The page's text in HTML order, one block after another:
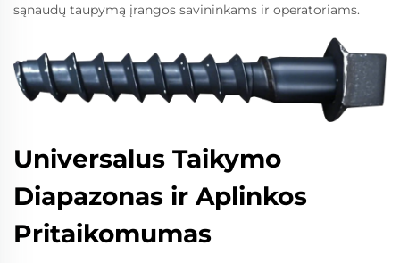
sąnaudų taupymą įrangos savininkams ir operatoriams.
Universalus Taikymo
Diapazonas ir Aplinkos
Pritaikomumas